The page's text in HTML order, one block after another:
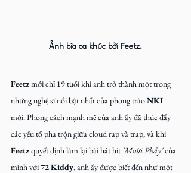
Ảnh bìa ca khúc bởi Feetz.
Feetz mới chỉ 19 tuổi khi anh trở thành một trong
những nghệ sĩ nổi bật nhất của phong trào NKI
mới. Phong cách mạnh mẽ của anh ấy đã thúc đẩy
các yếu tố pha trộn giữa cloud rap và trap, và khi
Feetz quyết định làm lại bài hát hit 'Mười Phẩy' của
mình với 72 Kiddy, anh ấy được biết đến như một